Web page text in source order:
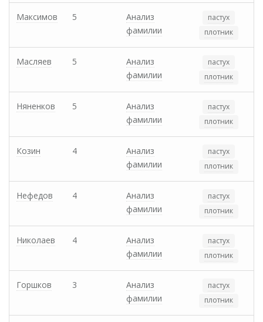
Максимов 5
Анализ
фамилии
пастух
плотник
Масляев 5
Анализ
фамилии
пастух
плотник
Няненков 5
Анализ
фамилии
пастух
плотник
Козин 4
Анализ
фамилии
пастух
плотник
Нефедов 4
Анализ
фамилии
пастух
плотник
Николаев 4
Анализ
фамилии
пастух
плотник
Горшков 3
Анализ
фамилии
пастух
плотник